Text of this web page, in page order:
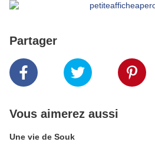
Partager
Vous aimerez aussi
Une vie de Souk